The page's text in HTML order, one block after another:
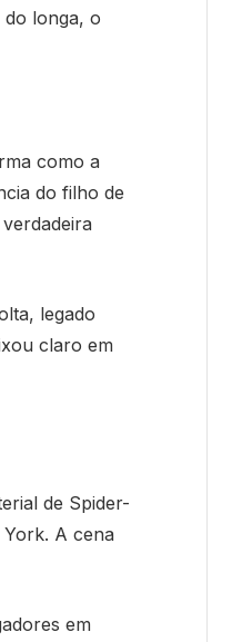
longa, o
como a
do filho de
legado
claro em
de Spider-
A cena
em